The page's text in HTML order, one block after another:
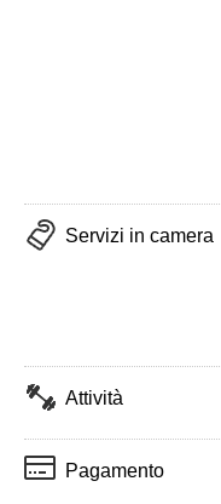
Servizi in camera
Attività
Pagamento